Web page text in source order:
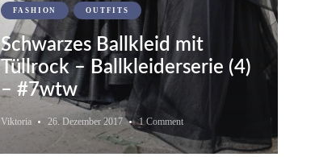
FASHION OUTFITS
Schwarzes Ballkleid mit
Tüllrock – Ballkleiderserie (4)
– #7wtw
Viktoria 26. Dezember 2017 1 Comment